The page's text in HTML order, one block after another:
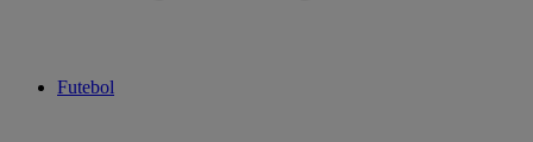
Futebol